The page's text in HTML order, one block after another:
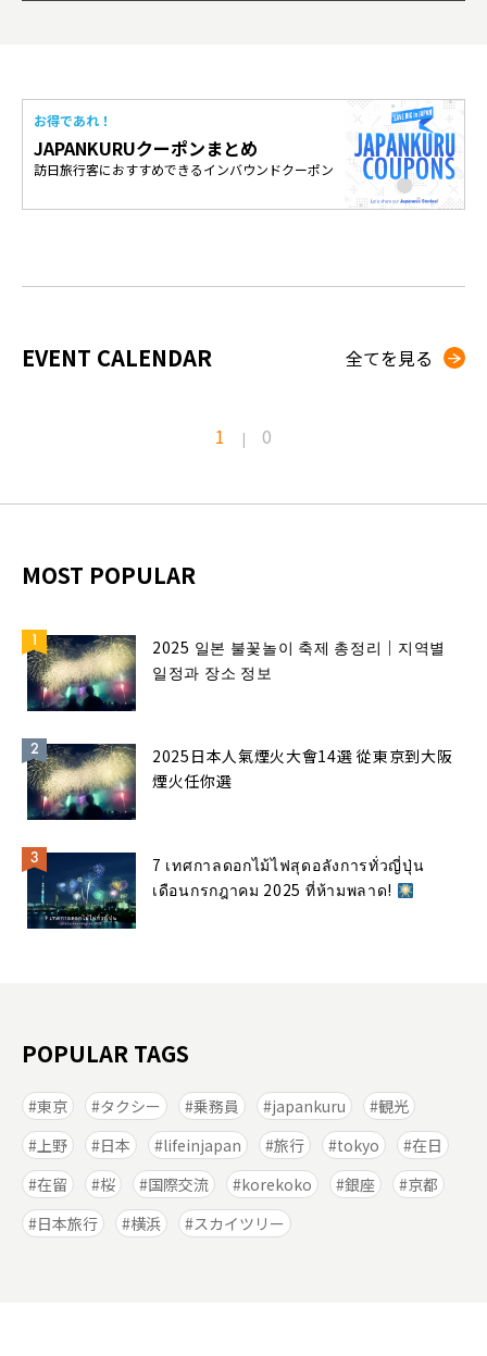
お得であれ！
JAPANKURUクーポンまとめ
訪日旅行客におすすめできるインバウンドクーポン
EVENT CALENDAR 全てを見る
1 | 0
MOST POPULAR
2025 일본 불꽃놀이 축제 총정리｜지역별
일정과 장소 정보
2025日本人氣煙火大會14選 從東京到大阪
煙火任你選
7 เทศกาลดอกไม้ไฟสุดอลังการทั่วญี่ปุ่น
เดือนกรกฎาคม 2025 ที่ห้ามพลาด!
POPULAR TAGS
東京 タクシー 乗務員 japankuru
観光
上野
日本 lifeinjapan 旅行 tokyo
在日
在留
桜 国際交流 korekoko 銀座
京都
日本旅行
横浜 スカイツリー